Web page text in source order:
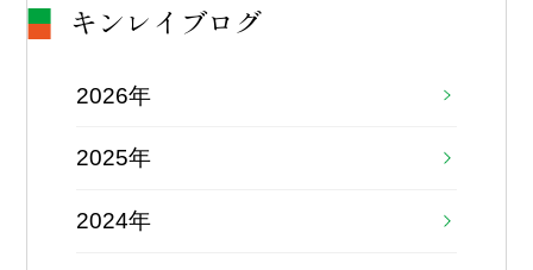
キンレイブログ
2026年
2025年
2024年